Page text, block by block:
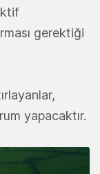
gerektiği
yapacaktır.